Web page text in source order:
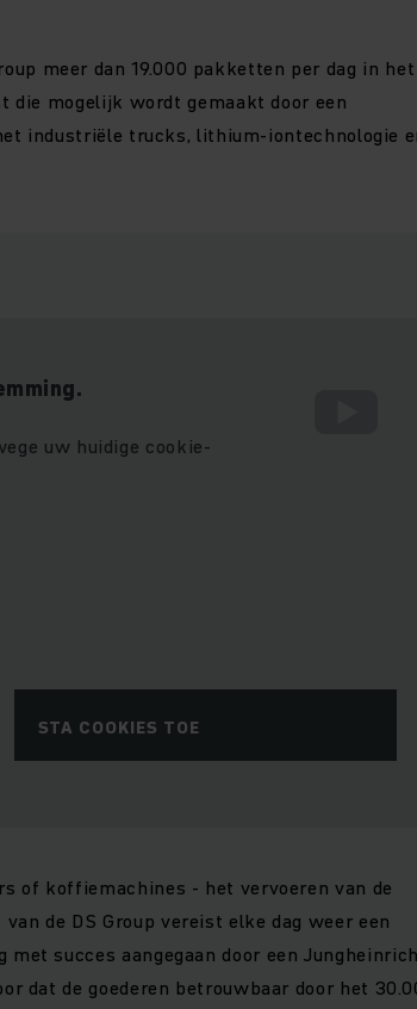
meer dan 19.000 pakketten per dag in het
die mogelijk wordt gemaakt door een
industriële trucks, lithium-iontechnologie
uw huidige cookie-
STA COOKIES TOE
of koffiemachines - het vervoeren van de
de DS Group vereist elke dag weer een
succes aangegaan door een Jungheinrich
dat de goederen betrouwbaar door het